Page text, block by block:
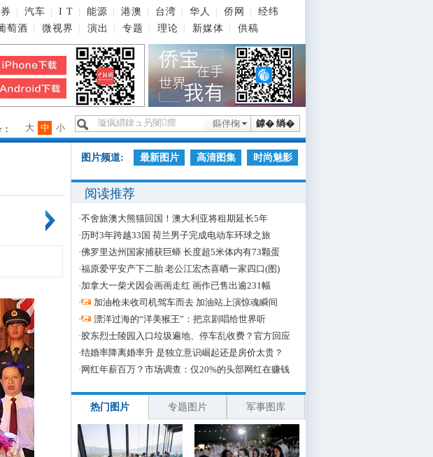
汽车 I T 能源 港澳 台湾 华人 侨网
经纬
萄酒 微视界 演出 专题 理论 新媒体 供稿
鎼� 绱�
鏂伴椈
小
中
大
图片频道: 最新图片 高清图集 时尚魅影
阅读推荐
·不舍旅澳大熊猫回国！澳大利亚将租期延长5年
·历时3年跨越33国 荷兰男子完成电动车环球之旅
·佛罗里达州国家捕获巨蟒 长度超5米体内有73颗蛋
·福原爱平安产下二胎 老公江宏杰喜晒一家四口(图)
·加拿大一柴犬因会画画走红 画作已售出逾231幅
·
加油枪未收司机驾车而去 加油站上演惊魂瞬间
·
漂洋过海的“洋美猴王”：把京剧唱给世界听
·胶东烈士陵园入口垃圾遍地、停车乱收费？官方回应
·结婚率降离婚率升 是独立意识崛起还是房价太贵？
· 网红年薪百万？市场调查：仅20%的头部网红在赚钱
热门图片 专题图片 军事图库